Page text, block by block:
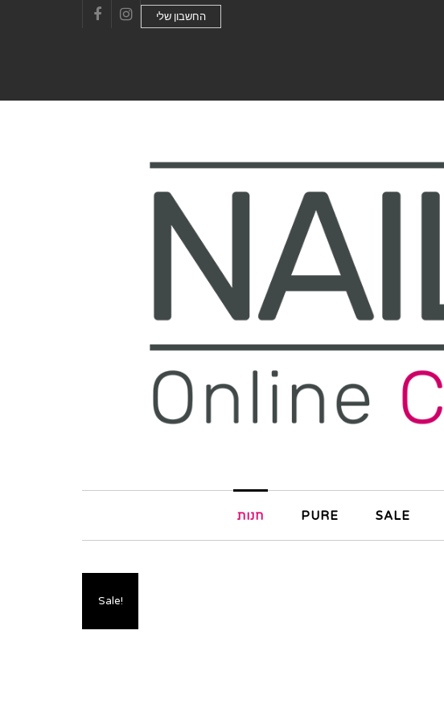
Instagram
החשבון שלי
חנות PURE SALE
Sale!